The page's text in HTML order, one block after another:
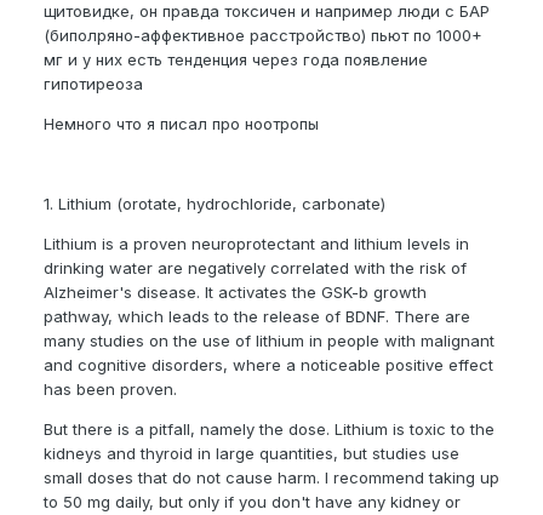
щитовидке, он правда токсичен и например люди с БАР
(биполряно-аффективное расстройство) пьют по 1000+
мг и у них есть тенденция через года появление
гипотиреоза
Немного что я писал про ноотропы
1. Lithium (orotate, hydrochloride, carbonate)
Lithium is a proven neuroprotectant and lithium levels in
drinking water are negatively correlated with the risk of
Alzheimer's disease. It activates the GSK-b growth
pathway, which leads to the release of BDNF. There are
many studies on the use of lithium in people with malignant
and cognitive disorders, where a noticeable positive effect
has been proven.
Вut there is a pitfall, namely the dose. Lithium is toxic to the
kidneys and thyroid in large quantities, but studies use
small doses that do not cause harm. I recommend taking up
to 50 mg daily, but only if you don't have any kidney or